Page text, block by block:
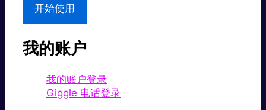
开始使用
我的账户
我的账户登录
Giggle 电话登录